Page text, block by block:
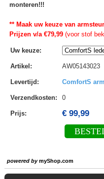
monteren!!!
** Maak uw keuze van
Prijzen v/a €79,99(voor stof
Uw keuze:
Artikel : AW05143023
Levertijd : ComfortS
Verzendkosten: 0
Prijs: € 99,99
powered bymyShop.com